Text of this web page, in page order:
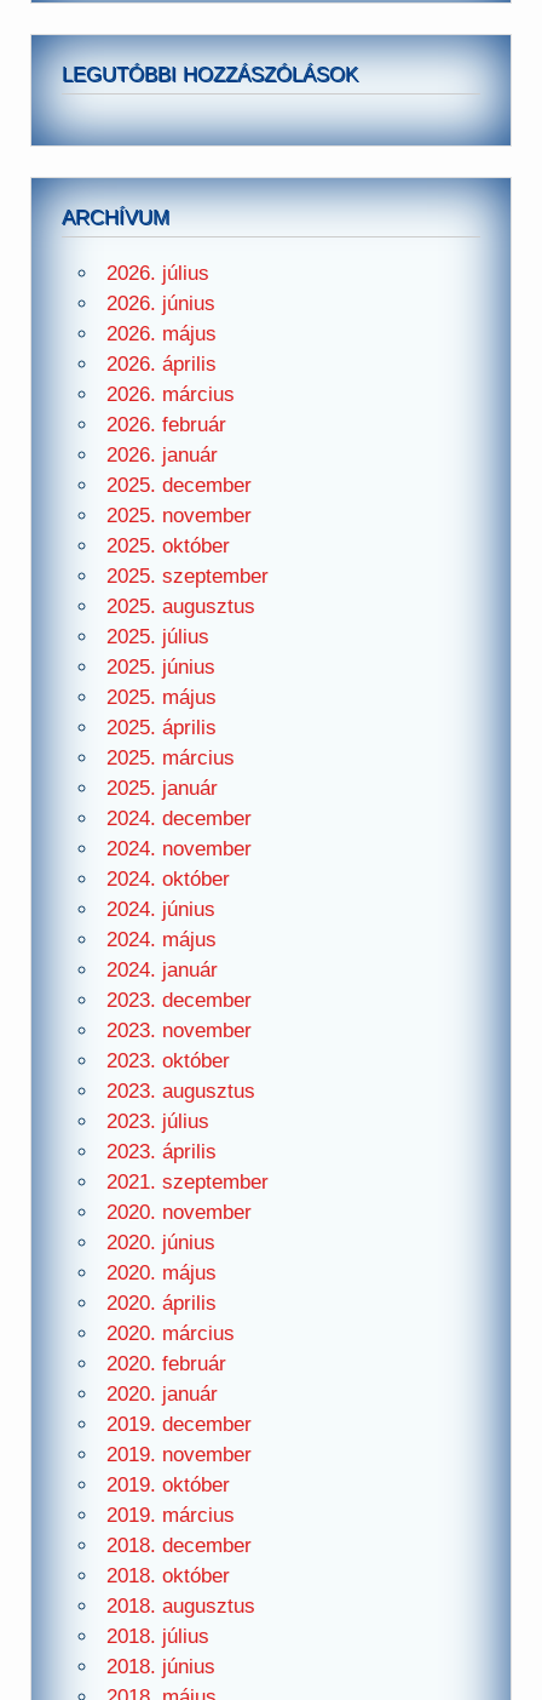
LEGUTÓBBI HOZZÁSZÓLÁSOK
ARCHÍVUM
2026. július
2026. június
2026. május
2026. április
2026. március
2026. február
2026. január
2025. december
2025. november
2025. október
2025. szeptember
2025. augusztus
2025. július
2025. június
2025. május
2025. április
2025. március
2025. január
2024. december
2024. november
2024. október
2024. június
2024. május
2024. január
2023. december
2023. november
2023. október
2023. augusztus
2023. július
2023. április
2021. szeptember
2020. november
2020. június
2020. május
2020. április
2020. március
2020. február
2020. január
2019. december
2019. november
2019. október
2019. március
2018. december
2018. október
2018. augusztus
2018. július
2018. június